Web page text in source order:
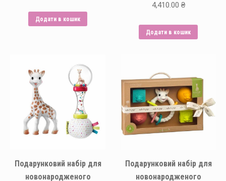
Додати в кошик
4,410.00 ₴
Додати в кошик
Подарунковий набір для
новонародженого
Подарунковий набір для
новонародженого